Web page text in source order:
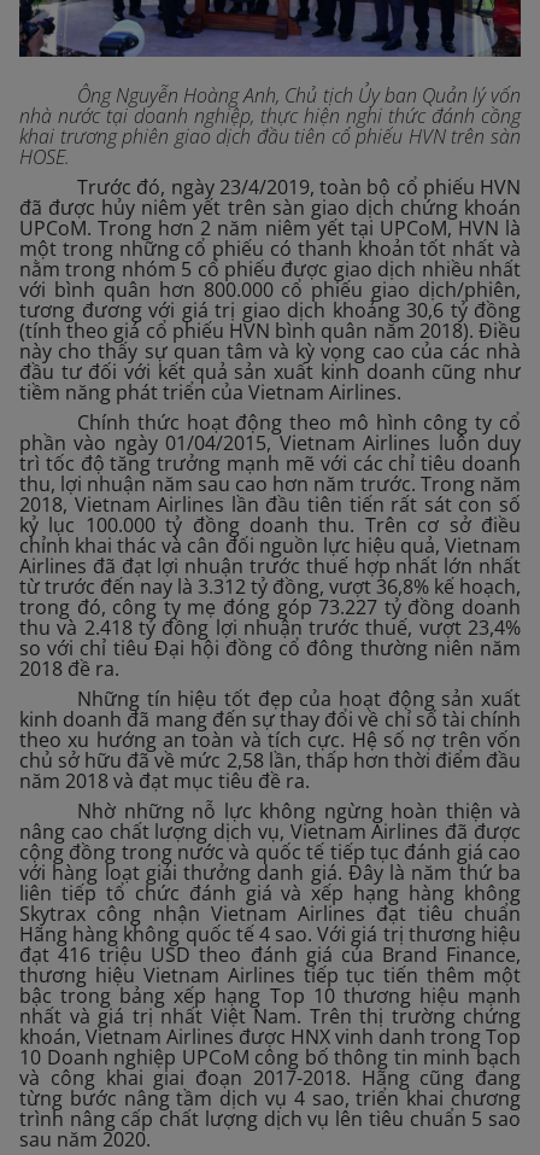
Ông Nguyễn Hoàng Anh, Chủ tịch Ủy ban Quản lý vốn
nhà nước tại doanh nghiệp, thực hiện nghi thức đánh cồng
khai trương phiên giao dịch đầu tiên cổ phiếu HVN trên sàn
HOSE.
Trước đó, ngày 23/4/2019, toàn bộ cổ phiếu HVN
đã được hủy niêm yết trên sàn giao dịch chứng khoán
UPCoM. Trong hơn 2 năm niêm yết tại UPCoM, HVN là
một trong những cổ phiếu có thanh khoản tốt nhất và
nằm trong nhóm 5 cổ phiếu được giao dịch nhiều nhất
với bình quân hơn 800.000 cổ phiếu giao dịch/phiên,
tương đương với giá trị giao dịch khoảng 30,6 tỷ đồng
(tính theo giá cổ phiếu HVN bình quân năm 2018). Điều
này cho thấy sự quan tâm và kỳ vọng cao của các nhà
đầu tư đối với kết quả sản xuất kinh doanh cũng như
tiềm năng phát triển của Vietnam Airlines.
Chính thức hoạt động theo mô hình công ty cổ
phần vào ngày 01/04/2015, Vietnam Airlines luôn duy
trì tốc độ tăng trưởng mạnh mẽ với các chỉ tiêu doanh
thu, lợi nhuận năm sau cao hơn năm trước. Trong năm
2018, Vietnam Airlines lần đầu tiên tiến rất sát con số
kỷ lục 100.000 tỷ đồng doanh thu. Trên cơ sở điều
chỉnh khai thác và cân đối nguồn lực hiệu quả, Vietnam
Airlines đã đạt lợi nhuận trước thuế hợp nhất lớn nhất
từ trước đến nay là 3.312 tỷ đồng, vượt 36,8% kế hoạch,
trong đó, công ty mẹ đóng góp 73.227 tỷ đồng doanh
thu và 2.418 tỷ đồng lợi nhuận trước thuế, vượt 23,4%
so với chỉ tiêu Đại hội đồng cổ đông thường niên năm
2018 đề ra.
Những tín hiệu tốt đẹp của hoạt động sản xuất
kinh doanh đã mang đến sự thay đổi về chỉ số tài chính
theo xu hướng an toàn và tích cực. Hệ số nợ trên vốn
chủ sở hữu đã về mức 2,58 lần, thấp hơn thời điểm đầu
năm 2018 và đạt mục tiêu đề ra.
Nhờ những nỗ lực không ngừng hoàn thiện và
nâng cao chất lượng dịch vụ, Vietnam Airlines đã được
cộng đồng trong nước và quốc tế tiếp tục đánh giá cao
với hàng loạt giải thưởng danh giá. Đây là năm thứ ba
liên tiếp tổ chức đánh giá và xếp hạng hàng không
Skytrax công nhận Vietnam Airlines đạt tiêu chuẩn
Hãng hàng không quốc tế 4 sao. Với giá trị thương hiệu
đạt 416 triệu USD theo đánh giá của Brand Finance,
thương hiệu Vietnam Airlines tiếp tục tiến thêm một
bậc trong bảng xếp hạng Top 10 thương hiệu mạnh
nhất và giá trị nhất Việt Nam. Trên thị trường chứng
khoán, Vietnam Airlines được HNX vinh danh trong Top
10 Doanh nghiệp UPCoM công bố thông tin minh bạch
và công khai giai đoạn 2017-2018. Hãng cũng đang
từng bước nâng tầm dịch vụ 4 sao, triển khai chương
trình nâng cấp chất lượng dịch vụ lên tiêu chuẩn 5 sao
sau năm 2020.